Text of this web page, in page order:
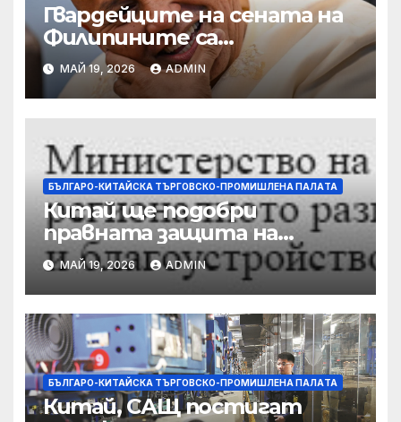
Гвардейците на сената на
Филипините са
разследвани за стрелба,
докато сенаторът беглец
бяга
МАЙ 19, 2026 ADMIN
БЪЛГАРО-КИТАЙСКА ТЪРГОВСКО-ПРОМИШЛЕНА ПАЛAТА
Китай ще подобри
правната защита на
предприятията, ще се
съсредоточи върху
борбата с
корпоративната
престъпност
МАЙ 19, 2026 ADMIN
БЪЛГАРО-КИТАЙСКА ТЪРГОВСКО-ПРОМИШЛЕНА ПАЛAТА
Китай, САЩ постигат